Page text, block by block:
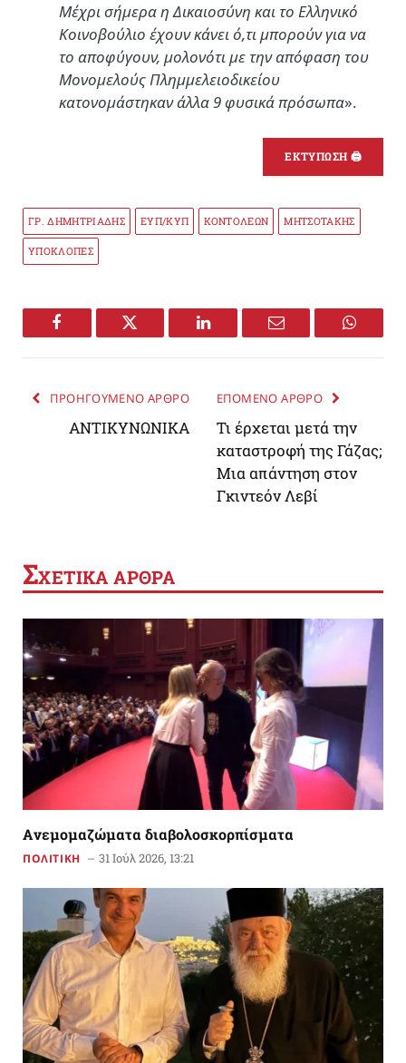
Μέχρι σήμερα η Δικαιοσύνη και το Ελληνικό
Κοινοβούλιο έχουν κάνει ό,τι μπορούν για να
το αποφύγουν, μολονότι με την απόφαση του
Μονομελούς Πλημμελειοδικείου
κατονομάστηκαν άλλα 9 φυσικά πρόσωπα».
ΕΚΤΥΠΩΣΗ 🖨
ΓΡ. ΔΗΜΗΤΡΙΑΔΗΣ ΕΥΠ/ΚΥΠ ΚΟΝΤΟΛΕΩΝ ΜΗΤΣΟΤΑΚΗΣ
ΥΠΟΚΛΟΠΕΣ
Facebook Twitter LinkedIn Email
ΠΡΟΗΓΟΥΜΕΝΟ ΑΡΘΡΟ
ΑΝΤΙΚΥΝΩΝΙΚΑ
ΕΠΟΜΕΝΟ ΑΡΘΡΟ
Τι έρχεται μετά την
καταστροφή της Γάζας;
Μια απάντηση στον
Γκιντεόν Λεβί
ΣΧΕΤΙΚΑ ΑΡΘΡΑ
Aνεμομαζώματα διαβολοσκορπίσματα
ΠΟΛΙΤΙΚΗ 31 Ιούλ 2026, 13:21